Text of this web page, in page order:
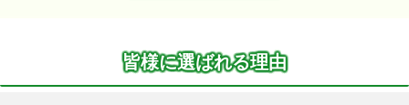
皆様に選ばれる理由